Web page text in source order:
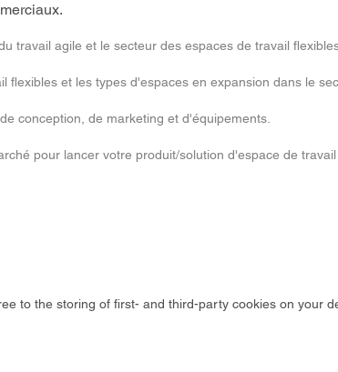
travail agile et le secteur des espaces de travail
et les types d'espaces en expansion dans le
conception, de marketing et d'équipements.
pour lancer votre produit/solution d'espace de travail
to the storing of first- and third-party cookies on